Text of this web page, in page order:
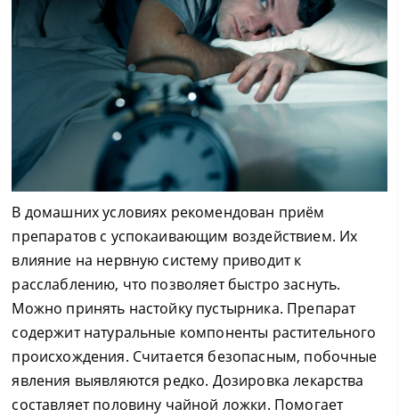
В домашних условиях рекомендован приём
препаратов с успокаивающим воздействием. Их
влияние на нервную систему приводит к
расслаблению, что позволяет быстро заснуть.
Можно принять настойку пустырника. Препарат
содержит натуральные компоненты растительного
происхождения. Считается безопасным, побочные
явления выявляются редко. Дозировка лекарства
составляет половину чайной ложки. Помогает